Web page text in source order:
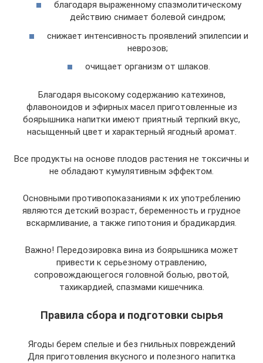
благодаря выраженному спазмолитическому
действию снимает болевой синдром;
снижает интенсивность проявлений эпилепсии и
неврозов;
очищает организм от шлаков.
Благодаря высокому содержанию катехинов,
флавоноидов и эфирных масел приготовленные из
боярышника напитки имеют приятный терпкий вкус,
насыщенный цвет и характерный ягодный аромат.
Все продукты на основе плодов растения не токсичны и
не обладают кумулятивным эффектом.
Основными противопоказаниями к их употреблению
являются детский возраст, беременность и грудное
вскармливание, а также гипотония и брадикардия.
Важно! Передозировка вина из боярышника может
привести к серьезному отравлению,
сопровождающегося головной болью, рвотой,
тахикардией, спазмами кишечника.
Правила сбора и подготовки сырья
Ягоды берем спелые и без гнильных повреждений
Для приготовления вкусного и полезного напитка